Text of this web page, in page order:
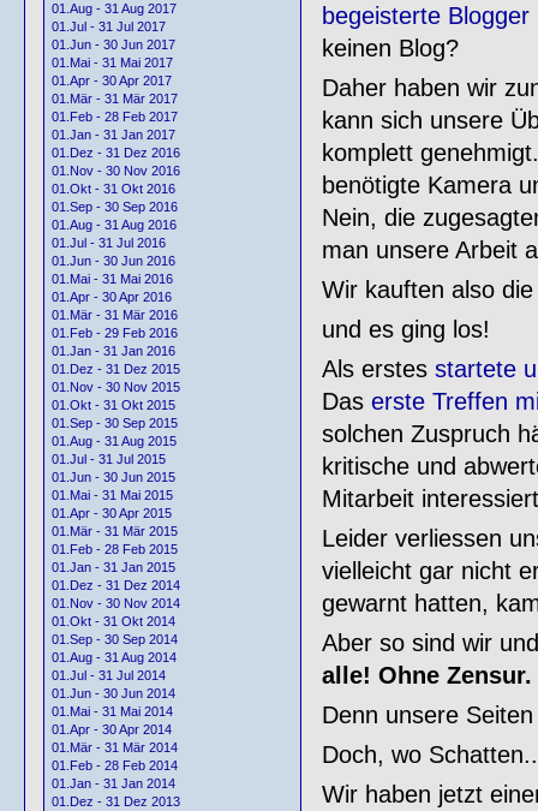
01.Aug - 31 Aug 2017
01.Jul - 31 Jul 2017
01.Jun - 30 Jun 2017
01.Mai - 31 Mai 2017
01.Apr - 30 Apr 2017
01.Mär - 31 Mär 2017
01.Feb - 28 Feb 2017
01.Jan - 31 Jan 2017
01.Dez - 31 Dez 2016
01.Nov - 30 Nov 2016
01.Okt - 31 Okt 2016
01.Sep - 30 Sep 2016
01.Aug - 31 Aug 2016
01.Jul - 31 Jul 2016
01.Jun - 30 Jun 2016
01.Mai - 31 Mai 2016
01.Apr - 30 Apr 2016
01.Mär - 31 Mär 2016
01.Feb - 29 Feb 2016
01.Jan - 31 Jan 2016
01.Dez - 31 Dez 2015
01.Nov - 30 Nov 2015
01.Okt - 31 Okt 2015
01.Sep - 30 Sep 2015
01.Aug - 31 Aug 2015
01.Jul - 31 Jul 2015
01.Jun - 30 Jun 2015
01.Mai - 31 Mai 2015
01.Apr - 30 Apr 2015
01.Mär - 31 Mär 2015
01.Feb - 28 Feb 2015
01.Jan - 31 Jan 2015
01.Dez - 31 Dez 2014
01.Nov - 30 Nov 2014
01.Okt - 31 Okt 2014
01.Sep - 30 Sep 2014
01.Aug - 31 Aug 2014
01.Jul - 31 Jul 2014
01.Jun - 30 Jun 2014
01.Mai - 31 Mai 2014
01.Apr - 30 Apr 2014
01.Mär - 31 Mär 2014
01.Feb - 28 Feb 2014
01.Jan - 31 Jan 2014
01.Dez - 31 Dez 2013
begeisterte Blogger
keinen Blog?
Daher haben wir
kann sich unsere
komplett
benötigte Kamera
Nein, die
man unsere Arbeit
Wir kauften also
und es ging los!
Als erstes startete
Das erste Treffen
solchen Zuspruch
kritische und
Mitarbeit
Leider verliessen
vielleicht gar nicht
gewarnt hatten,
Aber so sind wir
alle! Ohne Zensur.
Denn unsere
Doch, wo
Wir haben jetzt